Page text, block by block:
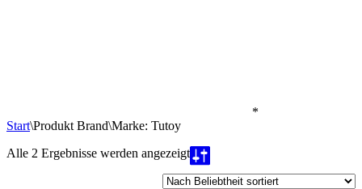
*
Start\Produkt Brand\Marke: Tutoy
Alle 2 Ergebnisse werden angezeigtNach
Beliebtheit
sortiert